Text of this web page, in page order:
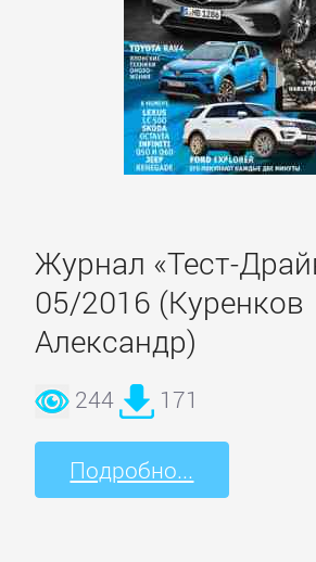
Журнал «Тест-
05/2016 (Куренков
Александр)
244 171
Подробно...
Зарубежная
прикладная
популярная
литература
Зарубежная
публицистика
Зарубежная
фантастика
Зарубежное
фэнтези